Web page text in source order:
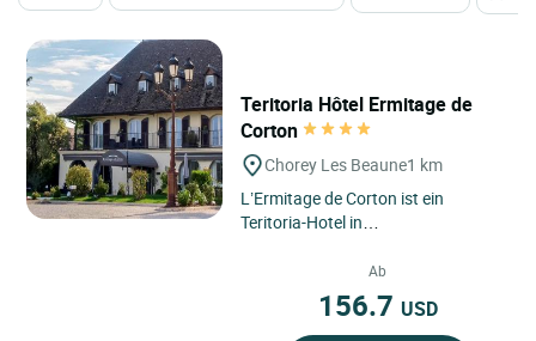
Teritoria Hôtel Ermitage de
Corton
Chorey Les Beaune1 km
L’Ermitage de Corton ist ein
Teritoria-Hotel in
Bourgogne‑Franche‑Comté, nur...
Ab
156.7 USD